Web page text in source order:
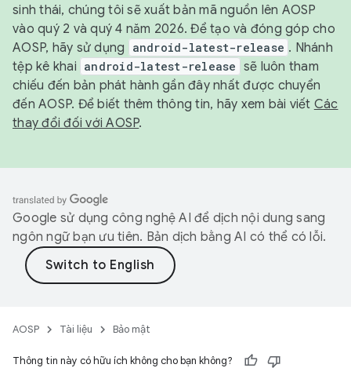
sinh thái, chúng tôi sẽ xuất bản mã nguồn lên AOSP
vào quý 2 và quý 4 năm 2026. Để tạo và đóng góp cho
AOSP, hãy sử dụng
android-latest-release . Nhánh
tệp kê khai android-latest-release sẽ luôn tham
chiếu đến bản phát hành gần đây nhất được chuyển
đến AOSP. Để biết thêm thông tin, hãy xem bài viết Các
thay đổi đối với AOSP.
Google sử dụng công nghệ AI để dịch nội dung sang
ngôn ngữ bạn ưu tiên. Bản dịch bằng AI có thể có lỗi.
AOSP Tài liệu Bảo mật
Thông tin này có hữu ích không cho bạn không?